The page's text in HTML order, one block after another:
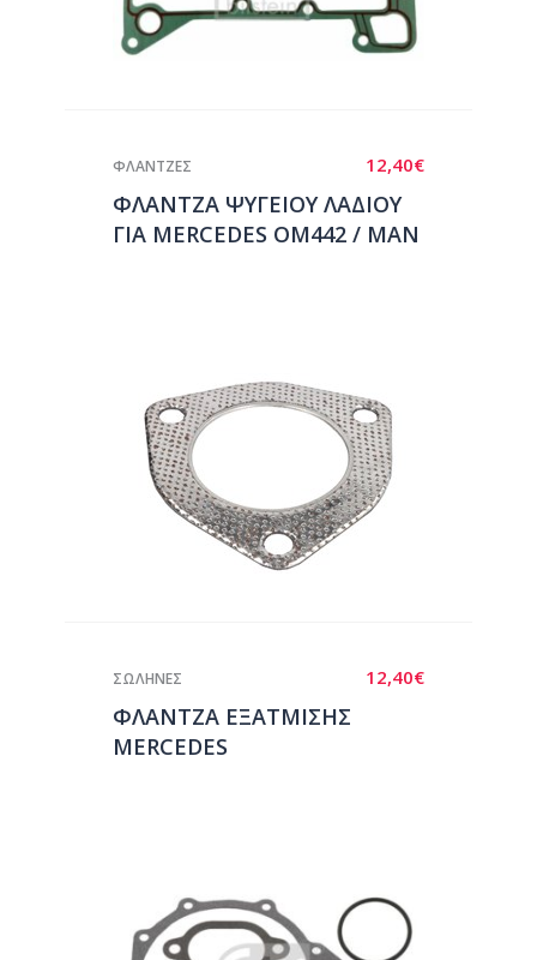
12,40€
ΦΛΑΝΤΖΕΣ
ΦΛΑΝΤΖΑ ΨΥΓΕΙΟΥ ΛΑΔΙΟΥ
ΓΙΑ MERCEDES OM442 / MAN
12,40€
ΣΩΛΗΝΕΣ
ΦΛΑΝΤΖΑ ΕΞΑΤΜΙΣΗΣ
MERCEDES